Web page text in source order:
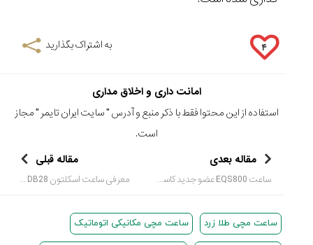
۴ به اشتراک بگذارید
امانت داری و اخلاق مداری
استفاده از این محتوا فقط با ذکر منبع و آدرس "سایت ایران تایمر" مجاز
است.
مقاله بعدی
ساعت EQS800 عضو جدید کاسیو ادیفایس با صفحه فیبر کربن
مقاله قبلی
معرفی ساعت اسکلتون DB28 چرخ استیل از دی‌بِتونا (De Bethune DB28 Steel Wheels )
ساعت مچی طلا زرد ساعت مچی مکانیکی اتوماتیک